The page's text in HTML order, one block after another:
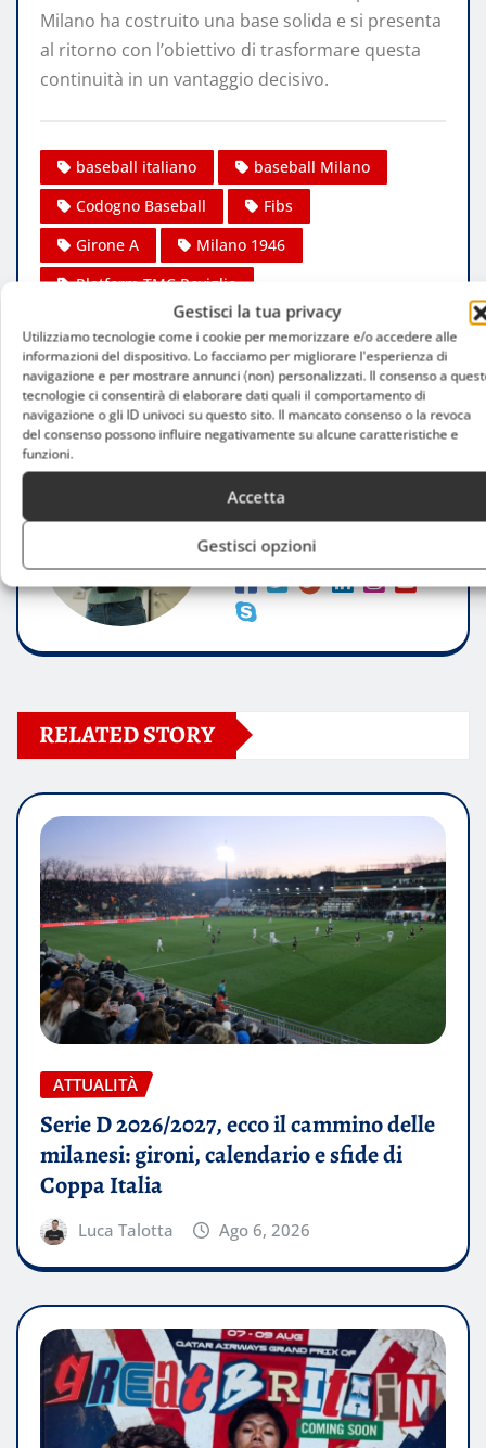
Gestisci la tua privacy
Utilizziamo tecnologie come i cookie per memorizzare e/o accedere alle
informazioni del dispositivo. Lo facciamo per migliorare l'esperienza di
navigazione e per mostrare annunci (non) personalizzati. Il consenso a
tecnologie ci consentirà di elaborare dati quali il comportamento di
navigazione o gli ID univoci su questo sito. Il mancato consenso o la revoca
del consenso possono influire negativamente su alcune caratteristiche e
funzioni.
Accetta
Gestisci opzioni
Milano ha costruito una base solida e si presenta
al ritorno con l’obiettivo di trasformare questa
continuità in un vantaggio decisivo.
baseball italiano
baseball Milano
Codogno Baseball
Fibs
Girone A
Milano 1946
Platform TMC Poviglio
Ronchi dei Legionari
senago baseball
Serie A Silver baseball
Emma Citterio
Website:
RELATED STORY
ATTUALITÀ
Serie D 2026/2027, ecco il cammino delle
milanesi: gironi, calendario e sfide di
Coppa Italia
Luca Talotta Ago 6, 2026